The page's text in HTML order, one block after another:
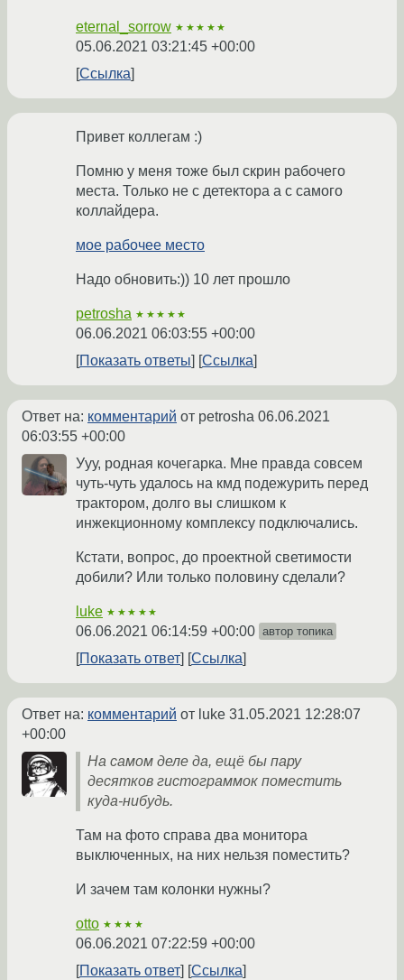
eternal_sorrow ★★★★★
05.06.2021 03:21:45 +00:00
Ссылка
Привет коллегам :)
Помню у меня тоже был скрин рабочего
места. Только не с детектора а с самого
коллайдера.
мое рабочее место
Надо обновить:)) 10 лет прошло
petrosha ★★★★★
06.06.2021 06:03:55 +00:00
Показать ответы
Ссылка
Ответ на: комментарий от petrosha 06.06.2021
06:03:55 +00:00
Ууу, родная кочегарка. Мне правда совсем
чуть-чуть удалось на кмд подежурить перед
трактором, долго вы слишком к
инжекционному комплексу подключались.
Кстати, вопрос, до проектной светимости
добили? Или только половину сделали?
luke ★★★★★
06.06.2021 06:14:59 +00:00 автор топика
Показать ответ Ссылка
Ответ на: комментарий от luke 31.05.2021 12:28:07
+00:00
На самом деле да, ещё бы пару
десятков гистограммок поместить
куда-нибудь.
Там на фото справа два монитора
выключенных, на них нельзя поместить?
И зачем там колонки нужны?
otto ★★★★
06.06.2021 07:22:59 +00:00
Показать ответ
Ссылка